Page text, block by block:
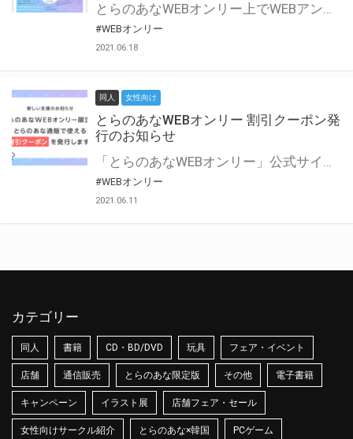
とらのあなWEBオンリー上でWEBアンソロジーが作成できる「記念コメント」について、その使い方や作成手順を解説します！ 支援タイプを「サークル参加型」「サークル参加型・マルシェ(イベント会場)機能付き」でお申し込みいただいている主催者様はぜひご活用ください♪ とらのあなWEBオンリーサイトはこちら
#WEBオンリー
2021.06.18
同人 女性向け
とらのあなWEBオンリー 割引クーポン発
行のお知らせ
「とらのあなWEBオンリー」公式サイトでとらのあな通販の「割引クーポン」を配布中！ イベントごとに開催当日限定で使える割引クーポンのシリアルコードを発行します。 とらのあなWEBオンリーのページをチェックして、イベント当日にお得にお買い物を楽しみましょう♪ ※本キャンペーンは予告なく終了する場合がございます。 とらのあなWEBオンリーサイトはこちら
#WEBオンリー
2021.06.11
カテゴリー
同人 書籍 CD・BD/DVD 玩具 フェア・イベント
店舗 通信販売 とらのあな限定版 その他 電子書籍
キャンペーン イラスト展 店舗フェア・セール
女性向けサークル紹介 とらのあな×韓国 PCゲーム